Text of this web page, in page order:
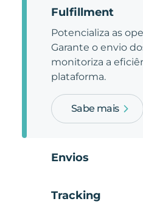
Fulfillment
Potencializa as
Garante o envio
monitoriza a
plataforma.
Sabe mais
Envios
Tracking